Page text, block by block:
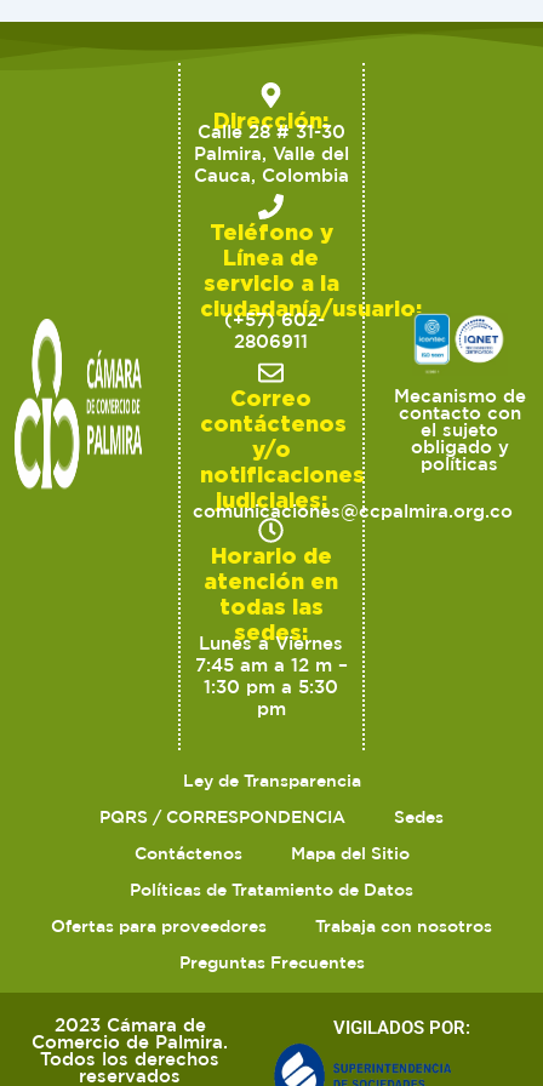
Dirección:
Calle 28 # 31-30
Palmira, Valle del
Cauca, Colombia
Teléfono y
Línea de
servicio a la
ciudadanía/usuario:
(+57) 602-
2806911
Correo
contáctenos
y/o
notificaciones
judiciales:
comunicaciones@ccpalmira.org.co
Horario de
atención en
todas las
sedes:
Lunes a Viernes
7:45 am a 12 m –
1:30 pm a 5:30
pm
Mecanismo de
contacto con
el sujeto
obligado y
políticas
Ley de Transparencia
PQRS / CORRESPONDENCIA
Sedes
Contáctenos
Mapa del Sitio
Políticas de Tratamiento de Datos
Ofertas para proveedores
Trabaja con nosotros
Preguntas Frecuentes
2023 Cámara de
Comercio de Palmira.
Todos los derechos
reservados
VIGILADOS POR: